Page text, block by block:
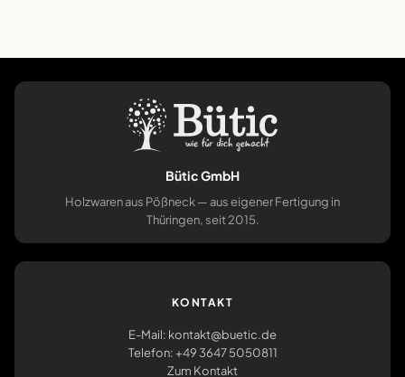
Bütic GmbH
Holzwaren aus Pößneck — aus eigener Fertigung in
Thüringen, seit 2015.
KONTAKT
E-Mail: kontakt@buetic.de
Telefon: +49 3647 5050811
Zum Kontakt